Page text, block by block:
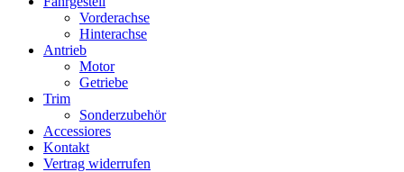
Vorderachse
Hinterachse
Antrieb
Motor
Getriebe
Trim
Sonderzubehör
Accessiores
Kontakt
Vertrag widerrufen